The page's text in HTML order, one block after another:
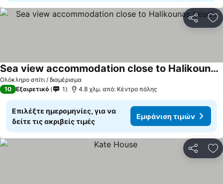
Ολόκληρο σπίτι / διαμέρισμα
Sea view accommodation close to Halikounas beach
10 Εξαιρετικό 1 4.8 χλμ. από: Κέντρο πόλης
Επιλέξτε ημερομηνίες, για να
δείτε τις ακριβείς τιμές
Εμφάνιση τιμών